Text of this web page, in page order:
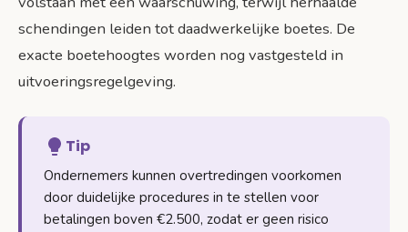
schendingen leiden tot daadwerkelijke boetes. De
exacte boetehoogtes worden nog vastgesteld in
uitvoeringsregelgeving.
Tip
Ondernemers kunnen overtredingen voorkomen
door duidelijke procedures in te stellen voor
betalingen boven €2.500, zodat er geen risico